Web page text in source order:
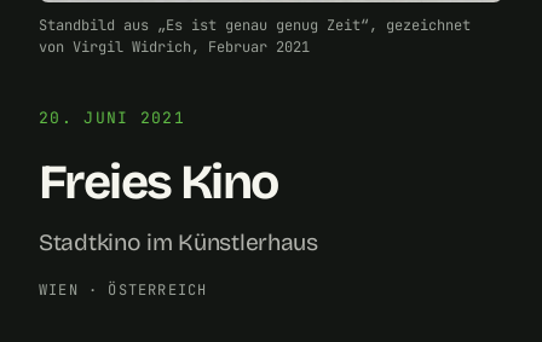
Standbild aus „Es ist genau genug Zeit“, gezeichnet
von Virgil Widrich, Februar 2021
20. JUNI 2021
Freies Kino
Stadtkino im Künstlerhaus
WIEN · ÖSTERREICH